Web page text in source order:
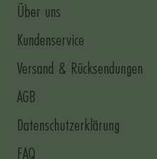
Über uns
Kundenservice
Versand & Rücksendungen
AGB
Datenschutzerklärung
FAQ